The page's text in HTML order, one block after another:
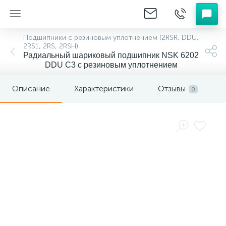
Подшипники с резиновым уплотнением (2RSR, DDU,
2RS1, 2RS, 2RSH)
Радиальный шариковый подшипник NSK 6202
DDU C3 с резиновым уплотнением
Описание Характеристики Отзывы 0